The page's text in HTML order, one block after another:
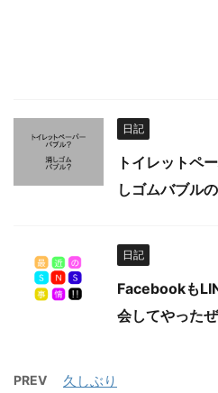
日記
トイレットペ
しゴムバブル
日記
Facebookも
会してやった
PREV 久しぶり